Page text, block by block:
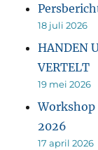
18 juli 2026
HANDEN
VERTELT
19 mei 2026
Workshop
2026
17 april 2026